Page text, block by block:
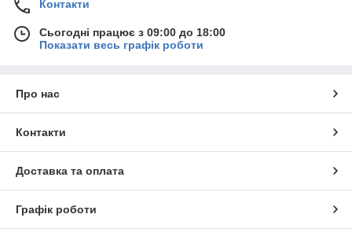
Контакти
Сьогодні працює з 09:00 до 18:00
Показати весь графік роботи
Про нас
Контакти
Доставка та оплата
Графік роботи